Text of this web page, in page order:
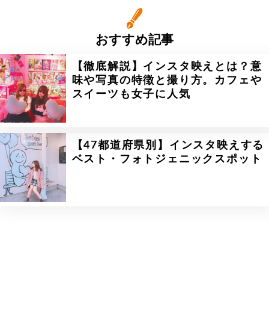
おすすめ記事
【徹底解説】インスタ映えとは？意
味や写真の特徴と撮り方。カフェや
スイーツも女子に人気
【47都道府県別】インスタ映えする
ベスト・フォトジェニックスポット